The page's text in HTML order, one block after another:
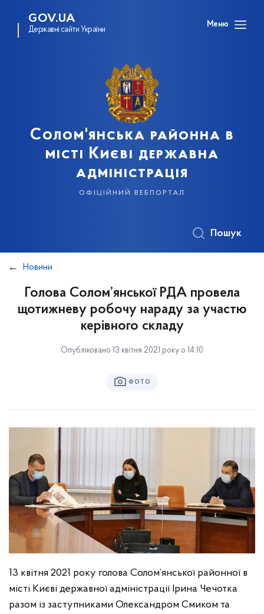
GOV.UA
Державні сайти України
Меню
Солом'янська районна в
місті Києві державна
адміністрація
офіційний вебпортал
Пошук
Новини
Голова Солом’янської РДА провела
щотижневу робочу нараду за участю
керівного складу
Опубліковано 13 квітня 2021 року о 14:10
ФОТО
13 квітня 2021 року голова Солом’янської районної в
місті Києві державної адміністрації Ірина Чечотка
разом із заступниками Олександром Смиком та